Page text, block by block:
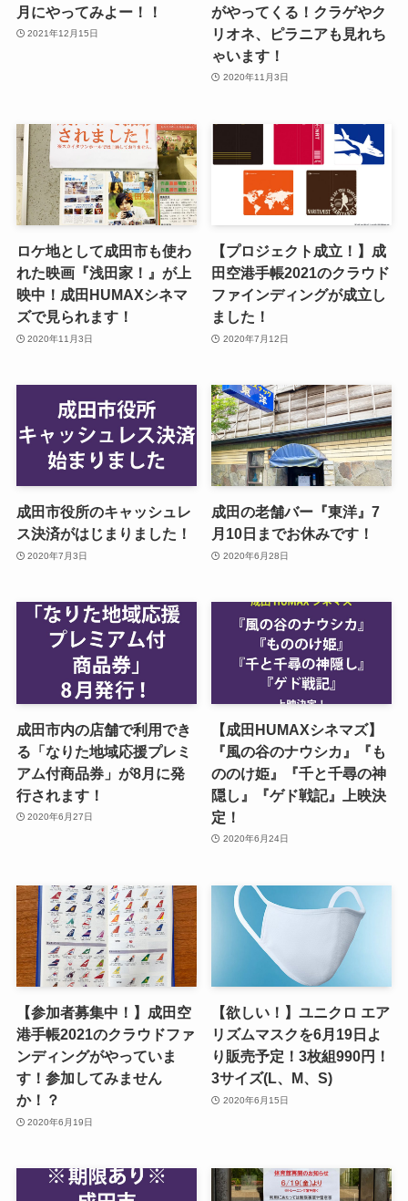
月にやってみよー！！
2021年12月15日
がやってくる！クラゲやク
リオネ、ピラニアも見れち
ゃいます！
2020年11月3日
ロケ地として成田市も使わ
れた映画『浅田家！』が上
映中！成田HUMAXシネマ
ズで見られます！
2020年11月3日
【プロジェクト成立！】成
田空港手帳2021のクラウド
ファインディングが成立し
ました！
2020年7月12日
成田市役所のキャッシュレ
ス決済がはじまりました！
2020年7月3日
成田の老舗バー『東洋』7
月10日までお休みです！
2020年6月28日
成田市内の店舗で利用でき
る「なりた地域応援プレミ
アム付商品券」が8月に発
行されます！
2020年6月27日
【成田HUMAXシネマズ】
『風の谷のナウシカ』『も
ののけ姫』『千と千尋の神
隠し』『ゲド戦記』上映決
定！
2020年6月24日
【参加者募集中！】成田空
港手帳2021のクラウドファ
ンディングがやっていま
す！参加してみません
か！？
2020年6月19日
【欲しい！】ユニクロ エア
リズムマスクを6月19日よ
り販売予定！3枚組990円！
3サイズ(L、M、S)
2020年6月15日